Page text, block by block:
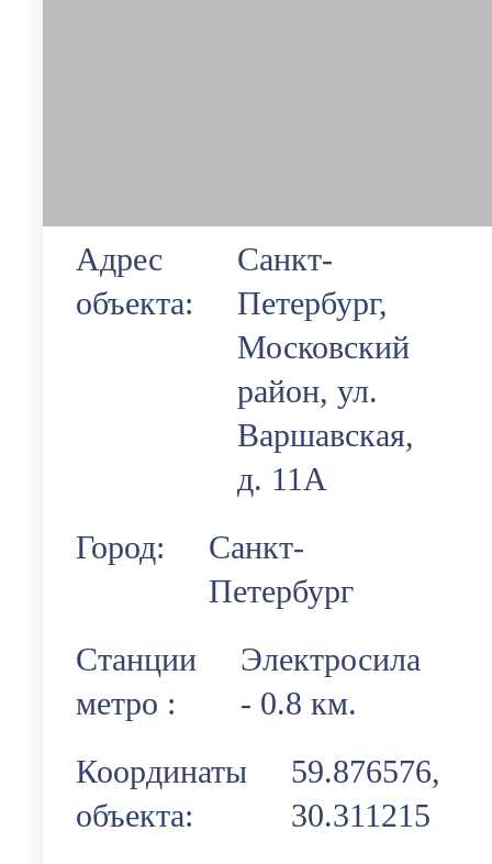
Адрес
объекта:
Санкт-
Петербург,
Московский
район, ул.
Варшавская,
д. 11А
Город:
Санкт-
Петербург
Станции
метро :
Электросила
- 0.8 км.
Координаты
объекта:
59.876576,
30.311215